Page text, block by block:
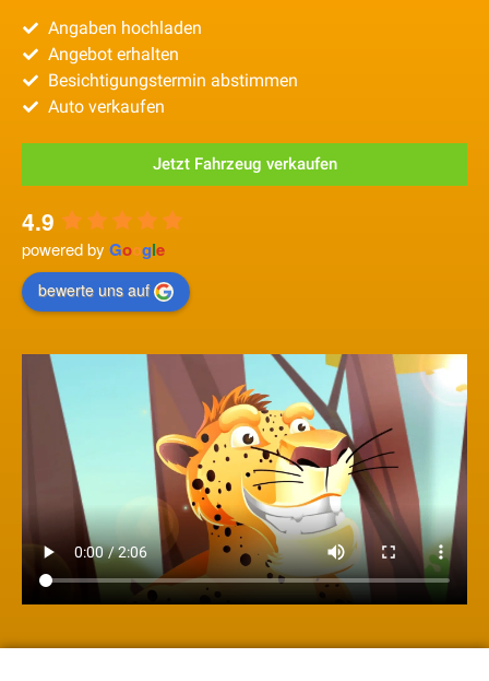
Angaben hochladen
Angebot erhalten
Besichtigungstermin abstimmen
Auto verkaufen
Jetzt Fahrzeug verkaufen
4.9
powered by Google
bewerte uns auf